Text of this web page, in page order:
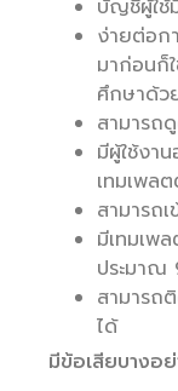
บัญชีผู้ใช้
ง่ายต่อก
มาก่อนก็
ศึกษาด้ว
สามารถ
มีผู้ใช้งา
เทมเพล
สามารถ
มีเทมเพ
ประมาณ
สามารถ
ได้
มีข้อเสียบางอ